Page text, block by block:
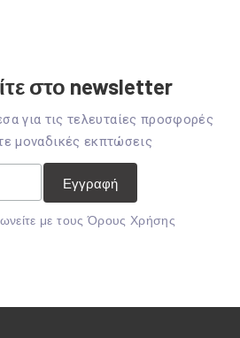
στο newsletter
για τις τελευταίες προσφορές
μοναδικές εκπτώσεις
με τουςΌρους Χρήσης